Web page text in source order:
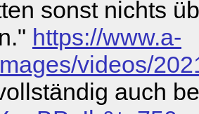
sonst nichts
https://www.a-
videos/
auch